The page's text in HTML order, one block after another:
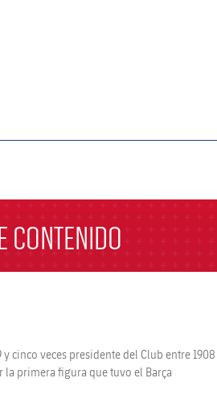
CONTENIDO
cinco veces presidente del Club entre
la primera figura que tuvo el Barça